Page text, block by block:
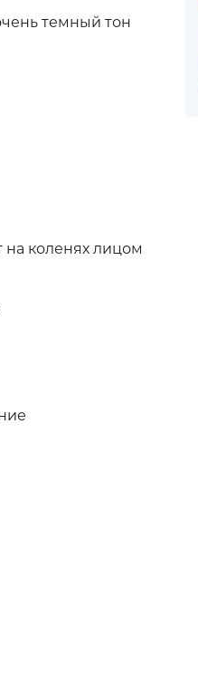
темный тон
коленях лицом